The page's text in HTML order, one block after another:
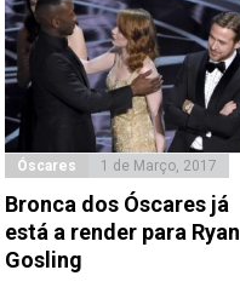
Óscares 1 de Março, 2017
Bronca dos Óscares já
está a render para Ryan
Gosling